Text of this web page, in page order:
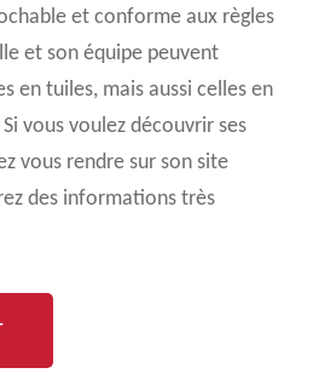
et conforme aux règles
et son équipe peuvent
en tuiles, mais aussi celles en
vous voulez découvrir ses
vous rendre sur son site
des informations très